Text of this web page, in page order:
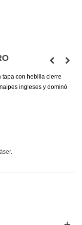
tapa con hebilla cierre
ingleses y dominó